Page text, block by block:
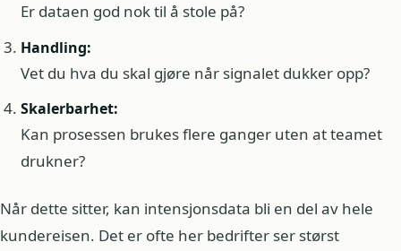
Er dataen god nok til å stole på?
Handling:
Vet du hva du skal gjøre når signalet dukker opp?
Skalerbarhet:
Kan prosessen brukes flere ganger uten at teamet
drukner?
Når dette sitter, kan intensjonsdata bli en del av hele
kundereisen. Det er ofte her bedrifter ser størst